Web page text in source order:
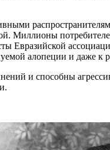
Миллионы
Евразийской
алопеции и даже к
и способны